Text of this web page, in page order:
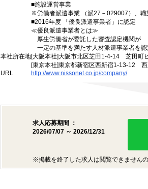
■施設運営事業
※労働者派遣事業 （派27－029007）、職
■2016年度 「優良派遣事業者」に認定
≪優良派遣事業者とは≫
厚生労働省が委託した審査認定機関が
一定の基準を満たす人材派遣事業者を認
本社所在地[大阪本社]大阪市北区芝田1-4-14 芝田町
[東京本社]東京都新宿区西新宿1-13-12
URL
http://www.nissonet.co.jp/company/
求人応募期間 ：
2026/07/07 ～ 2026/12/31
※掲載を終了した求人は閲覧できません